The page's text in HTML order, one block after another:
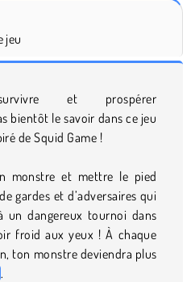
jeu
et prospérer
bientôt le savoir dans ce jeu
de Squid Game !
monstre et mettre le pied
gardes et d’adversaires qui
un dangereux tournoi dans
froid aux yeux ! À chaque
ton monstre deviendra plus
.